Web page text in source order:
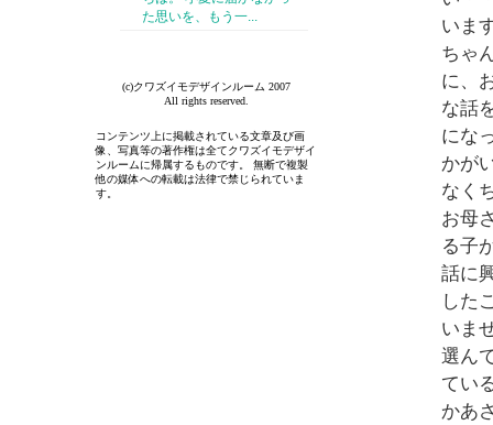
た思いを、もう一...
(c)クワズイモデザインルーム 2007
All rights reserved.
コンテンツ上に掲載されている文章及び画
像、写真等の著作権は全てクワズイモデザイ
ンルームに帰属するものです。 無断で複製
他の媒体への転載は法律で禁じられていま
す。
いま
ちゃ
に、
な話
にな
かが
なく
お母
る子
話に
した
いま
選ん
てい
かあ